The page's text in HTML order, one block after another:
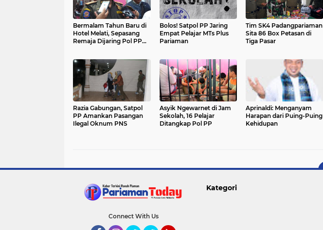
Bermalam Tahun Baru di
Hotel Melati, Sepasang
Remaja Dijaring Pol PP
Bolos! Satpol PP Jaring
Empat Pelajar MTs Plus
Pariaman
Tim SK4 Padangpariaman
Sita 86 Box Petasan di
Tiga Pasar
Razia Gabungan, Satpol
PP Amankan Pasangan
Ilegal Oknum PNS
Asyik Ngewarnet di Jam
Sekolah, 16 Pelajar
Ditangkap Pol PP
Aprinaldi: Menganyam
Harapan dari Puing-Puing
Kehidupan
Connect With Us
Kategori